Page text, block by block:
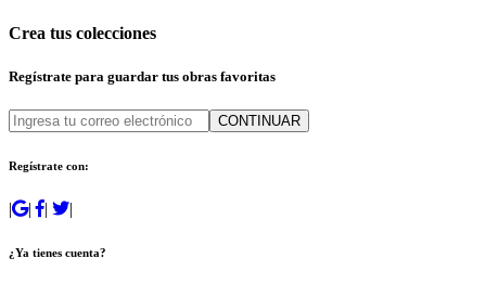
Crea tus colecciones
Regístrate para guardar tus obras favoritas
CONTINUAR
Regístrate con:
| | | |
¿Ya tienes cuenta?